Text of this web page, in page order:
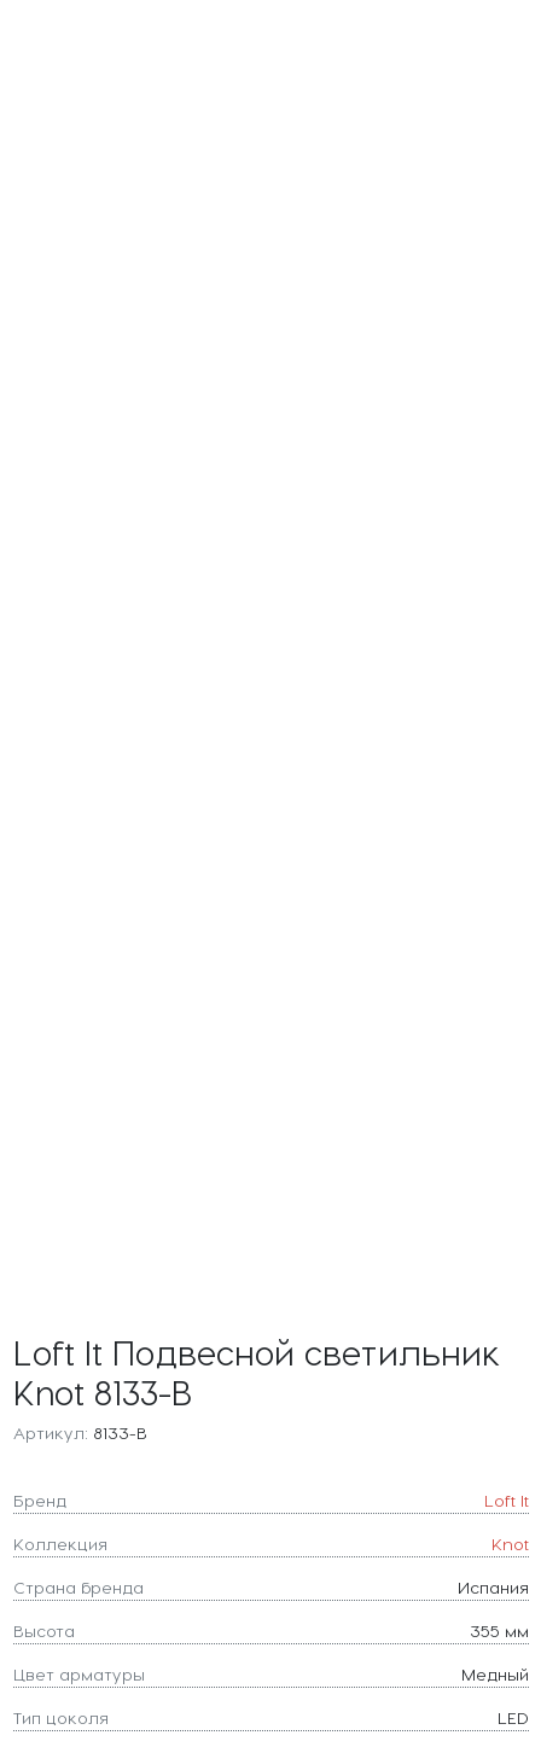
Loft It Подвесной светильник
Knot 8133-B
Артикул: 8133-B
Бренд Loft It
Коллекция Knot
Страна бренда Испания
Высота 355 мм
Цвет арматуры Медный
Тип цоколя LED